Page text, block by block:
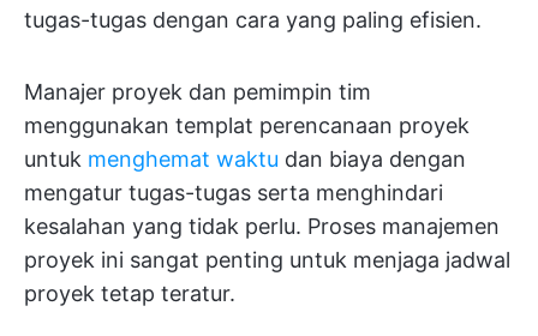
tugas-tugas dengan cara yang paling efisien.
Manajer proyek dan pemimpin tim
menggunakan templat perencanaan proyek
untuk menghemat waktu dan biaya dengan
mengatur tugas-tugas serta menghindari
kesalahan yang tidak perlu. Proses manajemen
proyek ini sangat penting untuk menjaga jadwal
proyek tetap teratur.